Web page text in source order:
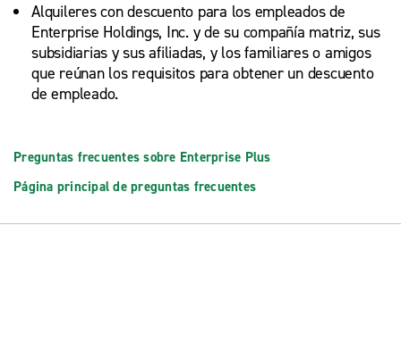
Alquileres con descuento para los empleados de
Enterprise Holdings, Inc. y de su compañía matriz, sus
subsidiarias y sus afiliadas, y los familiares o amigos
que reúnan los requisitos para obtener un descuento
de empleado.
Preguntas frecuentes sobre Enterprise Plus
Página principal de preguntas frecuentes